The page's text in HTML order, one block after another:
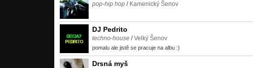
pop-hip hop / Kamenický Šenov
DJ Pedrito
techno-house /Velký Šenov
pomalu ale jistě se pracuje na albu :)
Drsná myš